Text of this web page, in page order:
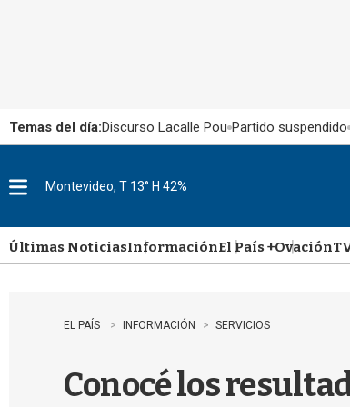
Temas del día:Discurso Lacalle Pou Partido suspendido
u
Montevideo, T 13° H 42%
Últimas NoticiasInformaciónEl País +Ovación
EL PAÍS INFORMACIÓN SERVICIOS
Conocé los